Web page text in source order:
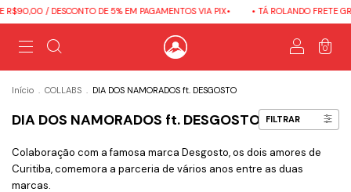
/ DESCONTO DE 5% EM PAGAMENTOS VIA PIX• • TÁ ROLANDO FRETE
0
Início . COLLABS . DIA DOS NAMORADOS ft. DESGOSTO
DIA DOS NAMORADOS ft. DESGOSTO FILTRAR
Colaboração com a famosa marca Desgosto, os dois amores de
Curitiba, comemora a parceria de vários anos entre as duas
marcas.